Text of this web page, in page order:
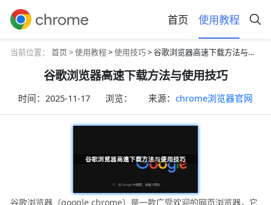
首页 使用教程
当前位置： 首页 >使用教程>使用技巧> 谷歌浏览器高速下载方法与使用技巧
谷歌浏览器高速下载方法与使用技巧
时间：2025-11-17 浏览： 来源： chrome浏览器官网
谷歌浏览器（google chrome）是一款广受欢迎的网页浏览器，它